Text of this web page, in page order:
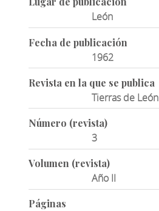
León
Fecha de publicación
1962
Revista en la que se publica
Tierras de León
Número (revista)
3
Volumen (revista)
Año II
Páginas